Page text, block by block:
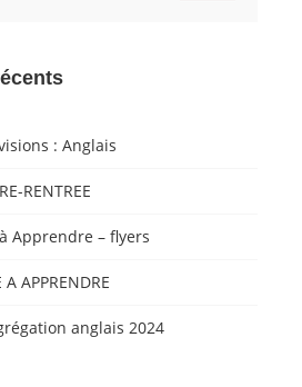
: Anglais
RENTREE
Apprendre – flyers
A APPRENDRE
anglais 2024